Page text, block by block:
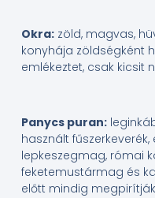
Okra:zöld, magvas,
konyhája zöldségként
emlékeztet, csak kicsit
Panycs puran:
használt
lepkeszegmag, római
feketemustármag és
előtt mindig